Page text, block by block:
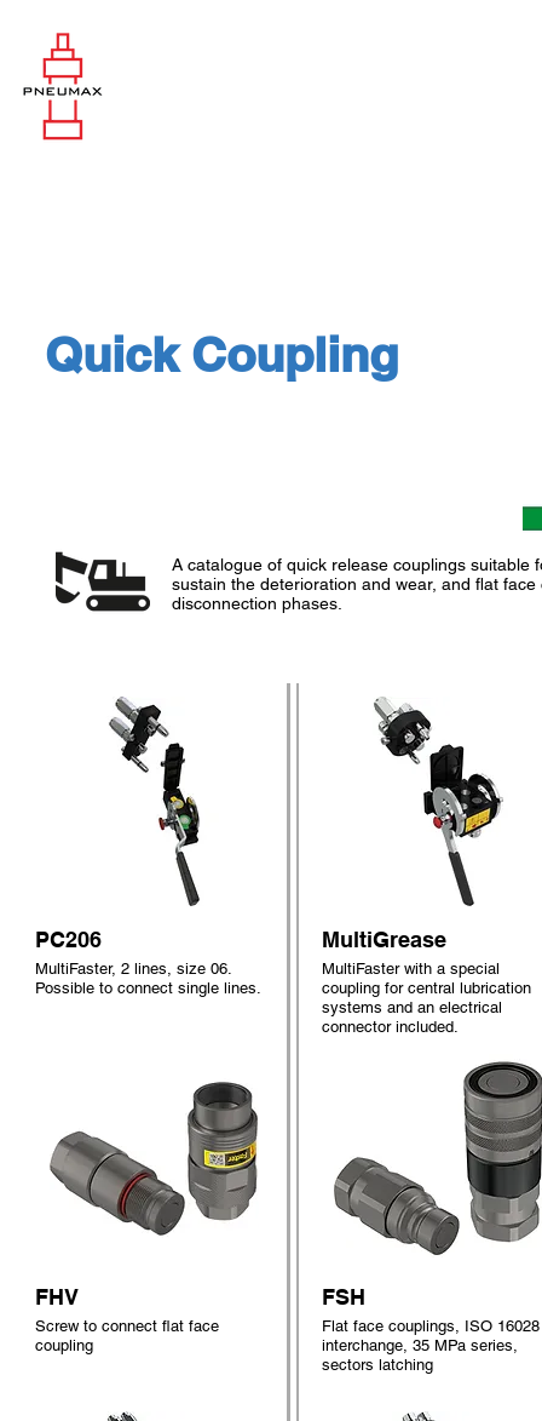
Quick Coupling
A catalogue of quick release couplings suitable
sustain the deterioration and wear, and flat
disconnection phases.
PC206 MultiGrease
MultiFaster, 2 lines, size 06.
Possible to connect single lines.
MultiFaster with a special
coupling for central lubrication
systems and an electrical
connector included.
Flat face couplings, ISO 16028
interchange, 35 MPa series,
sectors latching
FSH
FHV
Screw to connect flat face
coupling